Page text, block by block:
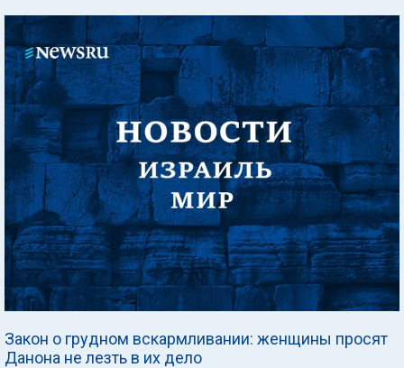
Закон о грудном вскармливании: женщины просят
Данона не лезть в их дело